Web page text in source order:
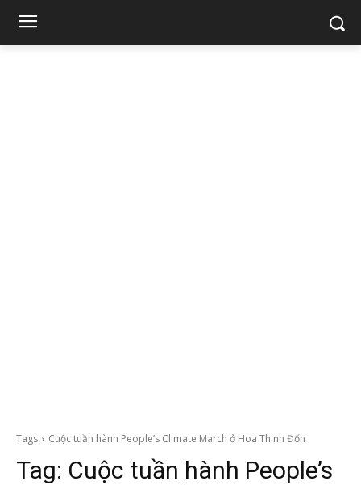
Tags Cuộc tuần hành People’s Climate March ở Hoa Thịnh Đốn
Tag: Cuộc tuần hành People’s